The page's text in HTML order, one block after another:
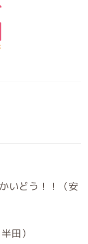
いどう！！（安
田）